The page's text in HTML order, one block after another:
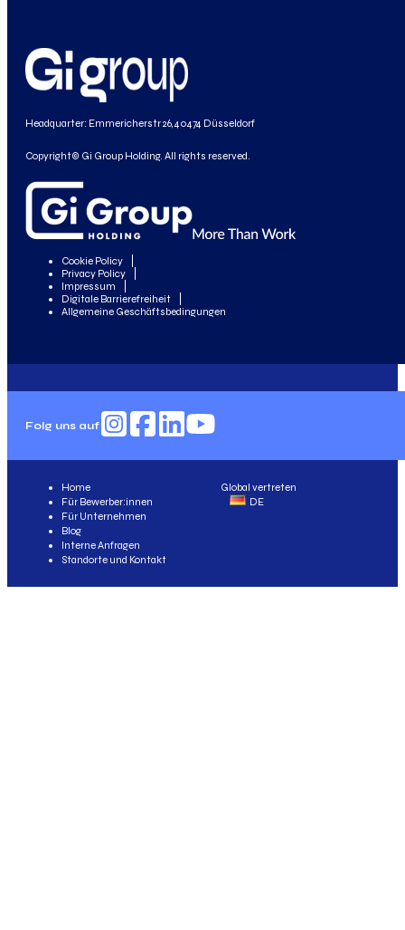
Headquarter: Emmericherstr 26, 40474 Düsseldorf
Copyright© Gi Group Holding. All rights reserved.
Cookie Policy
Privacy Policy
Impressum
Digitale Barrierefreiheit
Allgemeine Geschäftsbedingungen
Folg uns auf
Global vertreten
DE
Home
Für Bewerber:innen
Für Unternehmen
Blog
Interne Anfragen
Standorte und Kontakt